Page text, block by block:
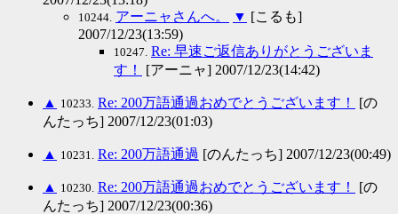
10244. アーニャさんへ。 ▼ [こるも]
2007/12/23(13:59)
10247. Re: 早速ご返信ありがとうございま
す！
[アーニャ] 2007/12/23(14:42)
▲ 10233. Re: 200万語通過おめでとうございます！
[の
んたっち] 2007/12/23(01:03)
▲ 10231. Re: 200万語通過 [のんたっち] 2007/12/23(00:49)
▲ 10230. Re: 200万語通過おめでとうございます！
[の
んたっち] 2007/12/23(00:36)